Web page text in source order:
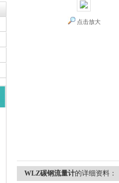
点击放大
WLZ碳钢流量计的详细资料：